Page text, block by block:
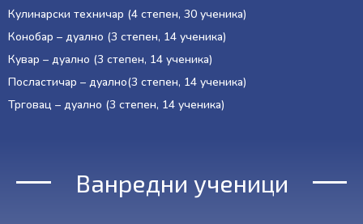
Кулинарски техничар (4 степен, 30 ученика)
Конобар – дуално (3 степен, 14 ученика)
Кувар – дуално (3 степен, 14 ученика)
Посластичар – дуално(3 степен, 14 ученика)
Трговац – дуално (3 степен, 14 ученика)
Ванредни ученици